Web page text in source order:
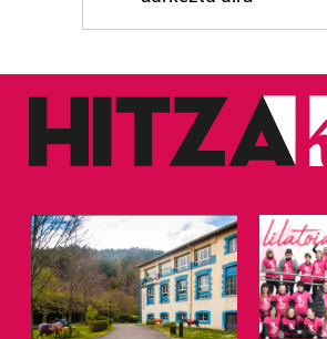
erabiltzeko baimen esplizitua ematen
irakurri